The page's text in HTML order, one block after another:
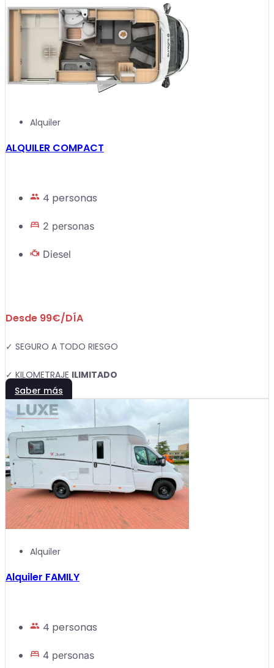
Alquiler
ALQUILER COMPACT
4 personas
2 personas
Diesel
Desde 99€/DÍA
✓ SEGURO A TODO RIESGO
✓ KILOMETRAJE ILIMITADO
Saber más
Alquiler
Alquiler FAMILY
4 personas
4 personas